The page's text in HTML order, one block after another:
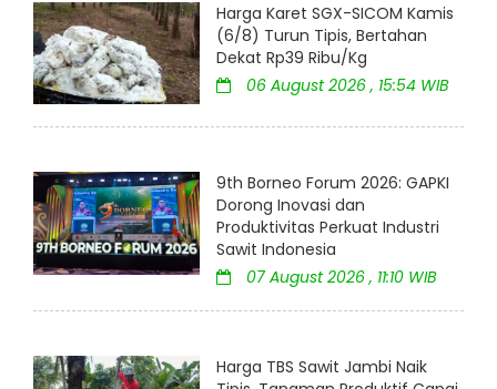
Harga Karet SGX-SICOM Kamis
(6/8) Turun Tipis, Bertahan
Dekat Rp39 Ribu/Kg
06 August 2026 , 15:54 WIB
9th Borneo Forum 2026: GAPKI
Dorong Inovasi dan
Produktivitas Perkuat Industri
Sawit Indonesia
07 August 2026 , 11:10 WIB
Harga TBS Sawit Jambi Naik